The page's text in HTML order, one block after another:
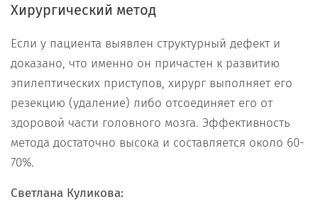
Хирургический метод
Если у пациента выявлен структурный дефект и
доказано, что именно он причастен к развитию
эпилептических приступов, хирург выполняет его
резекцию (удаление) либо отсоединяет его от
здоровой части головного мозга. Эффективность
метода достаточно высока и составляется около 60-
70%.
Светлана Куликова: